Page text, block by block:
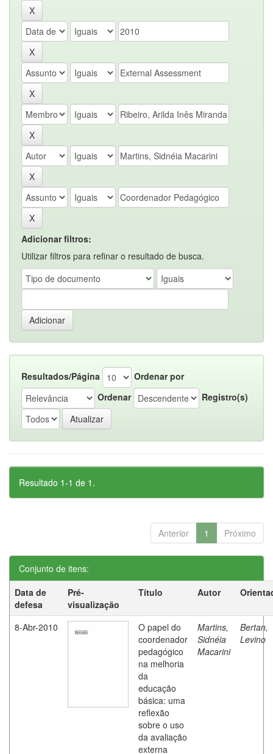
Adicionar filtros:
Utilizar filtros para refinar o resultado de busca.
Resultados/Página
Ordenar por
Ordenar
Registro(s)
Resultado 1-1 de 1.
Anterior 1 Próximo
Conjunto de itens:
Data de
defesa
Pré-
visualização
Título Autor
8-Abr-2010
O papel do
coordenador
pedagógico
na melhoria
da
educação
básica: uma
reflexão
sobre o uso
da avaliação
externa
Martins,
Sidnéia
Macarini
Bertan,
Levino